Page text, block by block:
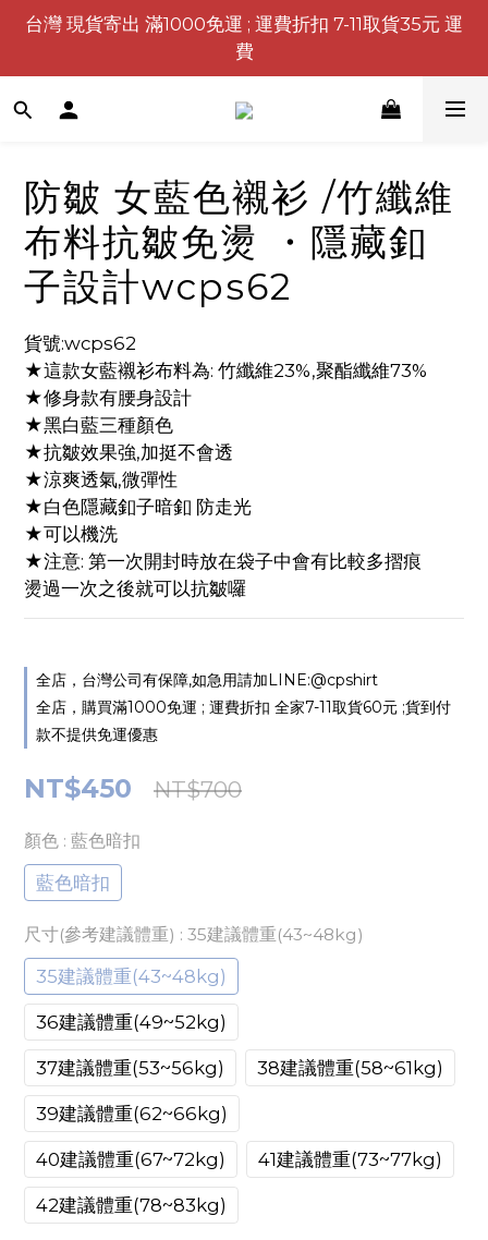
台灣 現貨寄出 滿1000免運 ; 運費折扣 7-11取貨35元 運
費
防皺 女藍色襯衫 /竹纖維
布料抗皺免燙 ・隱藏釦
子設計wcps62
貨號:wcps62
★這款女藍襯衫布料為: 竹纖維23%,聚酯纖維73%
★修身款有腰身設計
★黑白藍三種顏色
★抗皺效果強,加挺不會透
★涼爽透氣,微彈性
★白色隱藏釦子暗釦 防走光
★可以機洗
★注意: 第一次開封時放在袋子中會有比較多摺痕
燙過一次之後就可以抗皺囉
全店，台灣公司有保障,如急用請加LINE:@cpshirt
全店，購買滿1000免運 ; 運費折扣 全家7-11取貨60元 ;貨到付
款不提供免運優惠
NT$450 NT$700
顏色 : 藍色暗扣
藍色暗扣
尺寸(參考建議體重) : 35建議體重(43~48kg)
35建議體重(43~48kg)
36建議體重(49~52kg)
37建議體重(53~56kg) 38建議體重(58~61kg)
39建議體重(62~66kg)
40建議體重(67~72kg) 41建議體重(73~77kg)
42建議體重(78~83kg)